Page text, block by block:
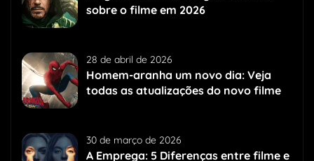
sobre o filme em 2026
28 de abril de 2026
Homem-aranha um novo dia: Veja
todas as atualizações do novo filme
30 de março de 2026
A Emprega: 5 Diferenças entre filme e